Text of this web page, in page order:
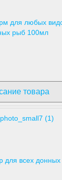
для любых
рыб 100мл
товара
для всех